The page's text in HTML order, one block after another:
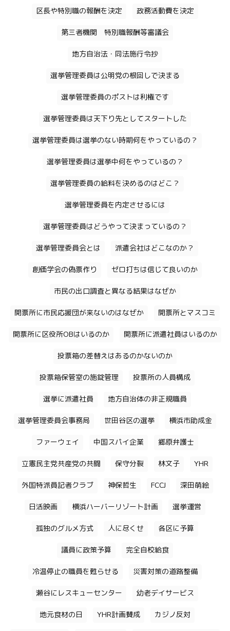
区長や特別職の報酬を決定 政務活動費を決定
第三者機関 特別職報酬等審議会
地方自治法・同法施行令抄
選挙管理委員は公明党の根回しで決まる
選挙管理委員のポストは利権です
選挙管理委員は天下り先としてスタートした
選挙管理委員は選挙のない時期何をやっているの？
選挙管理委員は選挙中何をやっているの？
選挙管理委員の給料を決めるのはどこ？
選挙管理委員を内定させるには
選挙管理委員はどうやって決まっているの？
選挙管理委員会とは 派遣会社はどこなのか？
創価学会の偽票作り ゼロ打ちは信じて良いのか
市民の出口調査と異なる結果はなぜか
開票所に市民応援団が来ないのはなぜか 開票所とマスコミ
開票所に区役所OBはいるのか 開票所に派遣社員はいるのか
投票箱の差替えはあるのかないのか
投票箱保管室の施錠管理 投票所の人員構成
選挙に派遣社員 地方自治体の非正規職員
選挙管理委員会事務局 世田谷区の選挙 横浜市助成金
ファーウェイ 中国スパイ企業 郷原弁護士
立憲民主党共産党の共闘 保守分裂 林文子 YHR
外国特派員記者クラブ 神保哲生 FCCJ 深田萌絵
日活映画 横浜ハーバーリゾート計画 選挙運営
孤独のグルメ方式 人に尽くせ 各区に予算
議員に政策予算 完全自校給食
冷温停止の職員を甦らせる 災害対策の道路整備
瀬谷にレスキューセンター 幼老デイサービス
地元食材の日 YHR計画賛成 カジノ反対